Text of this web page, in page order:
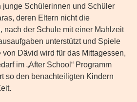
junge Schülerinnen und Schüler
deren Eltern nicht die
nach der Schule mit einer Mahlzeit
unterstützt und Spiele
Dävid wird für das Mittagessen,
im „After School“ Programm
so den benachteiligten Kindern